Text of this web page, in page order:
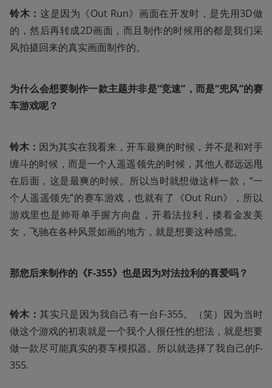
铃木： 这是因为《Out Run》画面在开发时，是先用3D做
的，然后再转成2D画面，而且制作的时候用的都是我们采
风拍摄回来的真实画面制作的。
为什么会想要制作一款主题并非是“竞速”，而是“兜风”的赛
车游戏呢？
铃木： 因为其实在我看来，开车最爽的时候，并不是和对手
缠斗的时候，而是一个人遥遥领先的时候，其他人都远远甩
在后面，这是最爽的时候。所以当时就想做这样一款，“一
个人遥遥领先”的赛车游戏，也就有了《Out Run》，所以
游戏里也是帅哥单手握方向盘，开着法拉利，搂着金发美
女，飞驰在各种风景如画的地方，就是想要这种感觉。
那您后来制作的《F-355》也是因为对法拉利的喜爱吗？
铃木：其实只是因为我自己有一台F-355。（笑）因为当时
做这个游戏的初衷就是一个我个人很任性的想法，就是想要
做一款尽可能真实的赛车模拟器。所以就选择了我自己的F-
355.